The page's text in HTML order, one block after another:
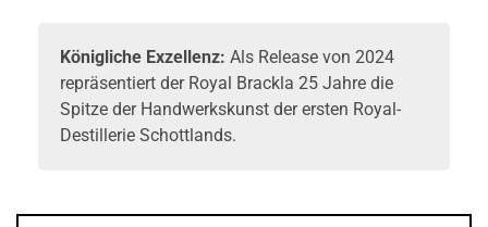
Königliche Exzellenz: Als Release von 2024
repräsentiert der Royal Brackla 25 Jahre die
Spitze der Handwerkskunst der ersten Royal-
Destillerie Schottlands.